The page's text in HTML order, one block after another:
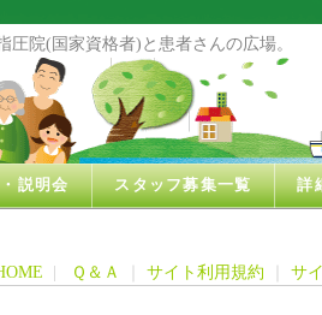
院(国家資格者)と患者さんの広場。
説明会 スタッフ募集一覧 詳
| Ｑ＆Ａ サイト利用規約 サ